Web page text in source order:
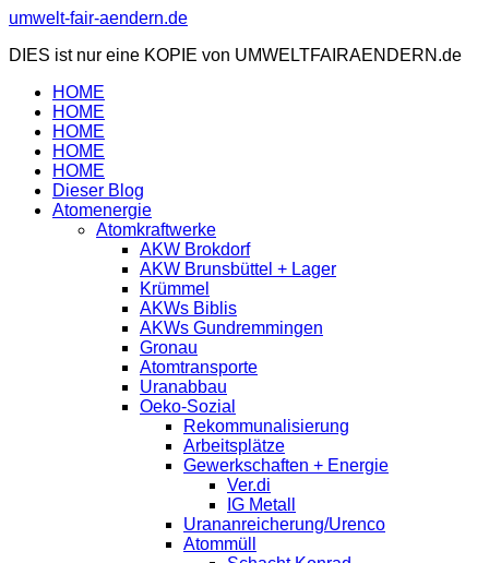
Zum
springen
umwelt-fair-aendern.de
DIES ist nur eine KOPIE von UMWELTFAIRAENDERN.de
HOME
HOME
HOME
HOME
HOME
Dieser Blog
Atomenergie
Atomkraftwerke
AKW Brokdorf
AKW Brunsbüttel + Lager
Krümmel
AKWs Biblis
AKWs Gundremmingen
Gronau
Atomtransporte
Uranabbau
Oeko-Sozial
Rekommunalisierung
Arbeitsplätze
Gewerkschaften + Energie
Ver.di
IG Metall
Urananreicherung/Urenco
Atommüll